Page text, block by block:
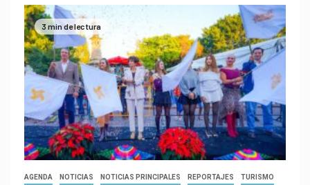
3 min de lectura
AGENDA NOTICIAS NOTICIAS PRINCIPALES REPORTAJES TURISMO